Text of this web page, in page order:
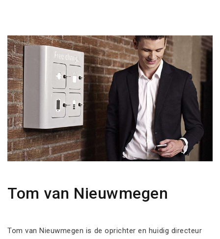
Tom van Nieuwmegen
Tom van Nieuwmegen is de oprichter en huidig directeur